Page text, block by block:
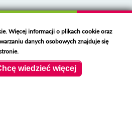
Więcej informacji o plikach cookie oraz
danych osobowych znajduje się
wiedzieć więcej